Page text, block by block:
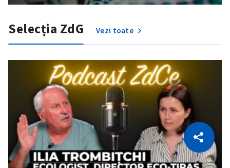
Copiază Link
Selecția ZdG Vezi toate
Citește articolul
CITEȘTE